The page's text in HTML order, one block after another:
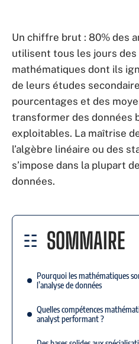
Un chiffre brut : 80% des
utilisent tous les jours des
mathématiques dont ils
de leurs études
pourcentages et des
transformer des données
exploitables. La maîtrise
l’algèbre linéaire ou des
s’impose dans la plupart
données.
SOMMAIRE
Pourquoi les mathématiques
l’analyse de données
Quelles compétences
analyst performant ?